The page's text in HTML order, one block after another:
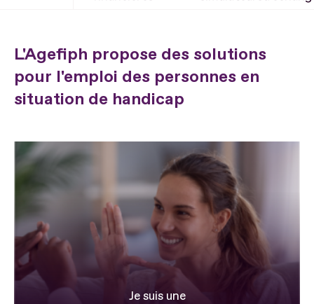
L'Agefiph propose des solutions
pour l'emploi des personnes en
situation de handicap
Je suis une